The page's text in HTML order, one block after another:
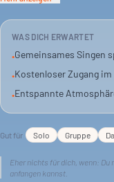
neue Klänge zu
Das Setting ist
WAS DICH ERWARTET
•Gemeinsames Singen
•Kostenloser Zugang
•Entspannte
Gut für Solo Gruppe
Eher nichts für dich, wenn: Du
anfangen kannst.